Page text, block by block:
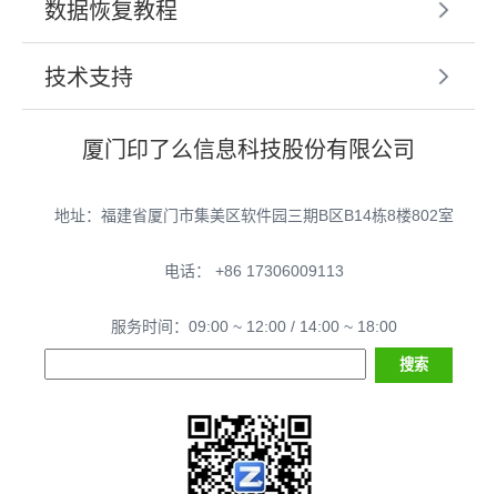
数据恢复教程
技术支持
厦门印了么信息科技股份有限公司
地址：福建省厦门市集美区软件园三期B区B14栋8楼802室
电话： +86 17306009113
服务时间：09:00 ~ 12:00 / 14:00 ~ 18:00